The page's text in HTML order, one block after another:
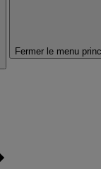
Fermer le menu